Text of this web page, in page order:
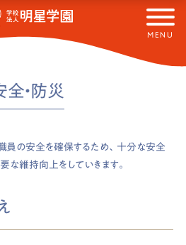
MENU
全・防災
員の安全を確保するため、十分な安全
な維持向上をしていきます。